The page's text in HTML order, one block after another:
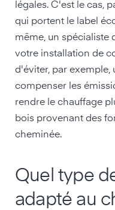
légales. C'est le cas,
qui portent le label
même, un spécialiste
votre installation de
d'éviter, par exemple,
compenser les
rendre le chauffage
bois provenant des
cheminée.
Quel type
adapté au